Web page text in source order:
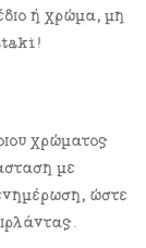
ή χρώμα, μη
χρώματος
με
ώστε